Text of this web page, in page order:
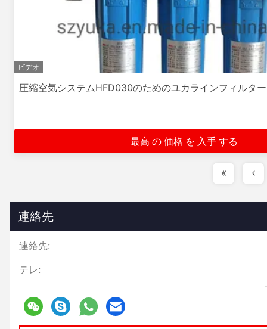
ビデオ
圧縮空気システムHFD030のためのユカラインフィルター
最高 の 価格 を 入手 する
連絡先
連絡先:
テレ: